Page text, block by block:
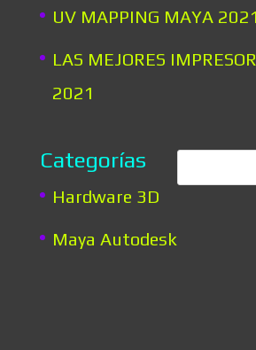
UV MAPPING MAYA 2021
LAS MEJORES
2021
Categorías
Hardware 3D
Maya Autodesk